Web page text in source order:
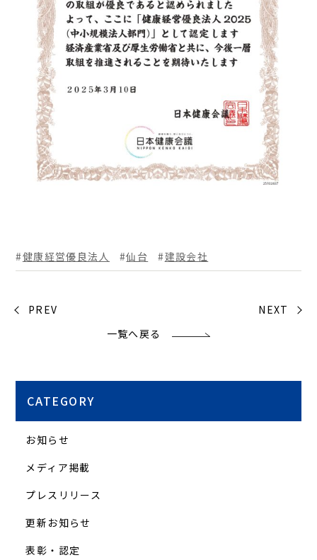
健康経営優良法人 仙台 建設会社
PREV
NEXT
一覧へ戻る
CATEGORY
お知らせ
メディア掲載
プレスリリース
更新お知らせ
表彰・認定